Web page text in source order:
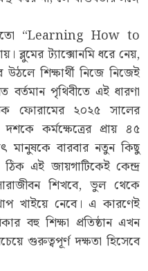
হয়তো “Learning How to
ব্লুমের ট্যাক্সোনমি ধরে নেয়,
শিক্ষার্থী নিজে নিজেই
পৃথিবীতে এই ধারণা
ফোরামের ২০২৫ সালের
কর্মক্ষেত্রের প্রায় ৪৫
মানুষকে বারবার নতুন কিছু
ঠিক এই জায়গাটিকেই কেন্দ্র
শিখবে, ভুল থেকে
খাইয়ে নেবে। এ কারণেই
বহু শিক্ষা প্রতিষ্ঠান এখন
গুরুত্বপূর্ণ দক্ষতা হিসেবে